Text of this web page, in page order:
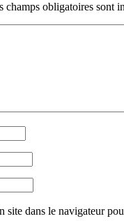
champs obligatoires sont
site dans le navigateur